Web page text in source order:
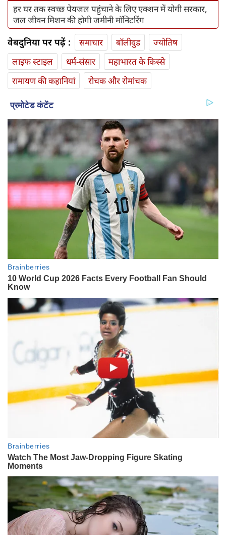
हर घर तक स्वच्छ पेयजल पहुंचाने के लिए एक्शन में योगी सरकार,
जल जीवन मिशन की होगी जमीनी मॉनिटरिंग
वेबदुनिया पर पढ़ें : समाचार बॉलीवुड
ज्योतिष
लाइफ स्‍टाइल
धर्म-संसार
महाभारत के किस्से
रामायण की कहानियां
रोचक और रोमांचक